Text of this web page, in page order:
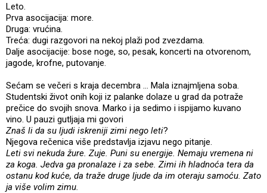
Leto.
Prva asocijacija: more.
Druga: vrućina.
Treća: dugi razgovori na nekoj plaži pod zvezdama.
Dalje asocijacije: bose noge, so, pesak, koncerti na otvorenom,
jagode, krofne, putovanje.
Sećam se večeri s kraja decembra ... Mala iznajmljena soba.
Studentski život onih koji iz palanke dolaze u grad da potraže
prečice do svojih snova. Marko i ja sedimo i ispijamo kuvano
vino. U pauzi gutljaja mi govori
Znaš li da su ljudi iskreniji zimi nego leti?
Njegova rečenica više predstavlja izjavu nego pitanje.
Leti svi nekuda žure. Zuje. Puni su energije. Nemaju vremena ni
za koga. Jedva ga pronalaze i za sebe. Zimi ih hladnoća tera da
ostanu kod kuće, da traže druge ljude da im oteraju samoću. Zato
ja više volim zimu.